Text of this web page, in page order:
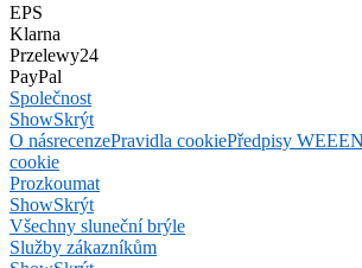
EPS
Klarna
Przelewy24
PayPal
Společnost
ShowSkrýt
O násrecenzePravidla cookiePředpisy WEEE
cookie
Prozkoumat
ShowSkrýt
Všechny sluneční brýle
Služby zákazníkům